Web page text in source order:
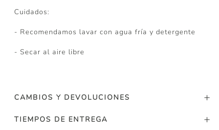
Cuidados:
- Recomendamos lavar con agua fría y detergente
- Secar al aire libre
CAMBIOS Y DEVOLUCIONES
TIEMPOS DE ENTREGA